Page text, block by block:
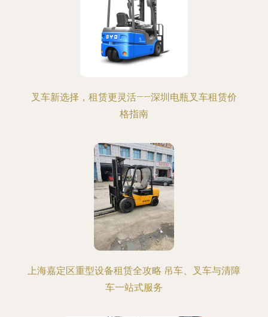
叉车新选择，租赁更灵活——深圳电瓶叉车租赁价
格指南
上海嘉定区重型设备租赁全攻略 吊车、叉车与清障
车一站式服务